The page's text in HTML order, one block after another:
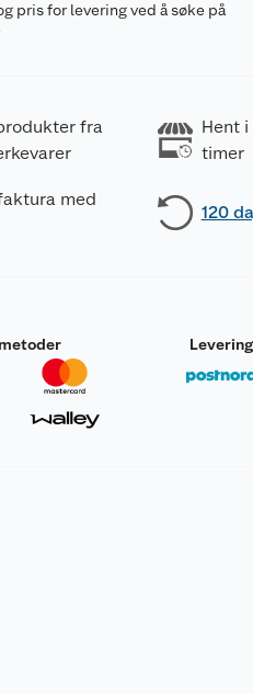
pris for levering ved å søke på
fra
Hent
timer
med
120